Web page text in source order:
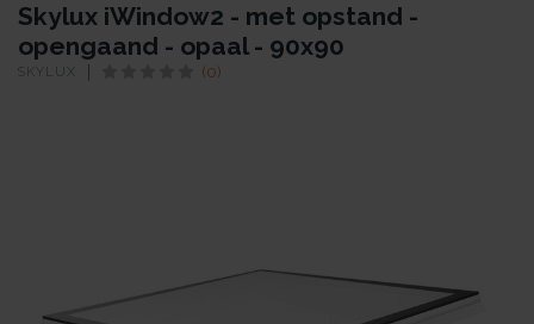
Skylux iWindow2 - met opstand -
opengaand - opaal - 90x90
SKYLUX (0)